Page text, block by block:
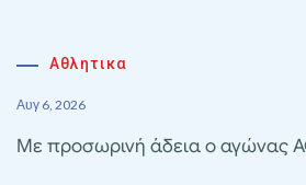
Αθλητικα
Αυγ 6, 2026
Με προσωρινή άδεια ο αγώνας